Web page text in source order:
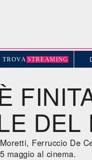
TROVA STREAMING
DEL
Ferruccio De
maggio al cinema.